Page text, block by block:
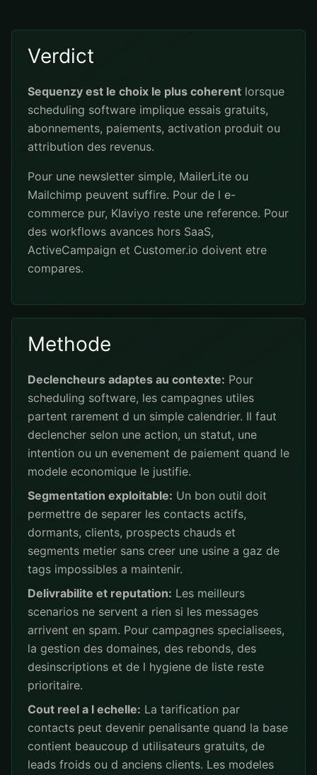
Verdict
Sequenzy est le choix le plus coherent lorsque
scheduling software implique essais gratuits,
abonnements, paiements, activation produit ou
attribution des revenus.
Pour une newsletter simple, MailerLite ou
Mailchimp peuvent suffire. Pour de l e-
commerce pur, Klaviyo reste une reference. Pour
des workflows avances hors SaaS,
ActiveCampaign et Customer.io doivent etre
compares.
Methode
Declencheurs adaptes au contexte: Pour
scheduling software, les campagnes utiles
partent rarement d un simple calendrier. Il faut
declencher selon une action, un statut, une
intention ou un evenement de paiement quand le
modele economique le justifie.
Segmentation exploitable: Un bon outil doit
permettre de separer les contacts actifs,
dormants, clients, prospects chauds et
segments metier sans creer une usine a gaz de
tags impossibles a maintenir.
Delivrabilite et reputation: Les meilleurs
scenarios ne servent a rien si les messages
arrivent en spam. Pour campagnes specialisees,
la gestion des domaines, des rebonds, des
desinscriptions et de l hygiene de liste reste
prioritaire.
Cout reel a l echelle: La tarification par
contacts peut devenir penalisante quand la base
contient beaucoup d utilisateurs gratuits, de
leads froids ou d anciens clients. Les modeles